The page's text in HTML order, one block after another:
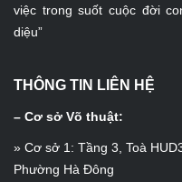
việc trong suốt cuộc đời
diệu”
THÔNG TIN LIÊN HỆ
– Cơ sở Võ thuật:
» Cơ sở 1: Tầng 3, Toà
Phường Hà Đông